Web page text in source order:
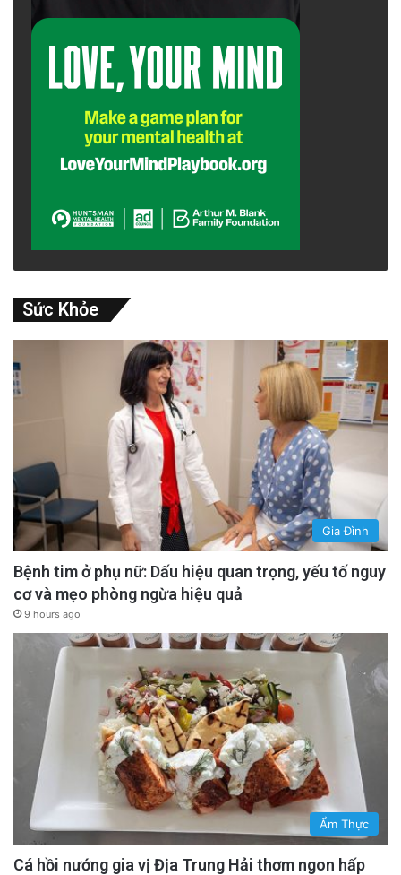
Sức Khỏe
Gia Đình
Bệnh tim ở phụ nữ: Dấu hiệu quan trọng, yếu tố nguy
cơ và mẹo phòng ngừa hiệu quả
9 hours ago
Ẩm Thực
Cá hồi nướng gia vị Địa Trung Hải thơm ngon hấp